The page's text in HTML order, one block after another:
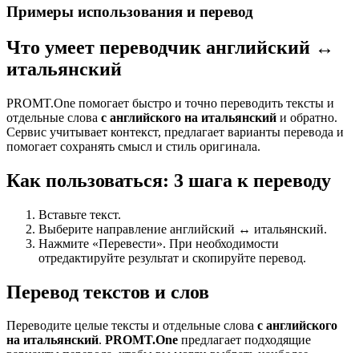
Примеры использования и перевод
Что умеет переводчик английский ↔
итальянский
PROMT.One помогает быстро и точно переводить тексты и
отдельные слова с английского на итальянский и обратно.
Сервис учитывает контекст, предлагает варианты перевода и
помогает сохранять смысл и стиль оригинала.
Как пользоваться: 3 шага к переводу
Вставьте текст.
Выберите направление английский ↔ итальянский.
Нажмите «Перевести». При необходимости
отредактируйте результат и скопируйте перевод.
Перевод текстов и слов
Переводите целые тексты и отдельные слова с английского
на итальянский. PROMT.One предлагает подходящие